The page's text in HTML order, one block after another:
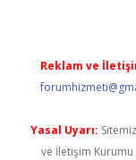
Reklam ve
Yasal Uyarı:
ve İletişim Kurumu